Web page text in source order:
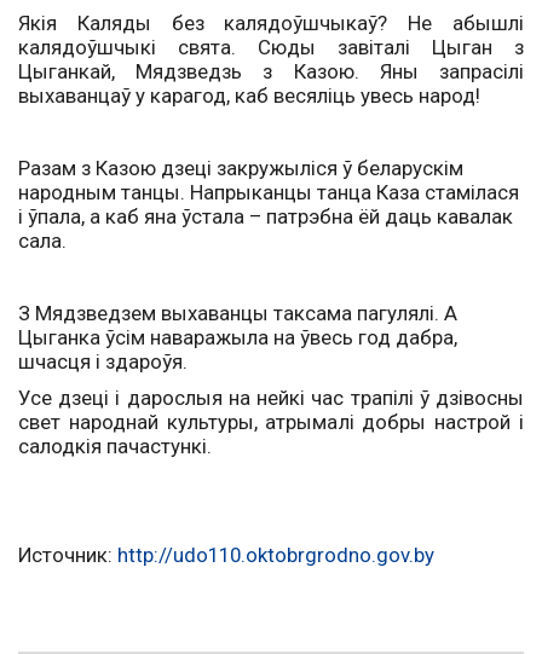
Якія Каляды без калядоўшчыкаў? Не абышлі
калядоўшчыкі свята. Сюды завіталі Цыган з
Цыганкай, Мядзведзь з Казою. Яны запрасілі
выхаванцаў у карагод, каб весяліць увесь народ!
Разам з Казою дзеці закружыліся ў беларускім
народным танцы. Напрыканцы танца Каза стамілася
і ўпала, а каб яна ўстала – патрэбна ёй даць кавалак
сала.
З Мядзведзем выхаванцы таксама пагулялі. А
Цыганка ўсім наваражыла на ўвесь год дабра,
шчасця і здароўя.
Усе дзеці і дарослыя на нейкі час трапілі ў дзівосны
свет народнай культуры, атрымалі добры настрой і
салодкія пачастункі.
Источник: http://udo110.oktobrgrodno.gov.by